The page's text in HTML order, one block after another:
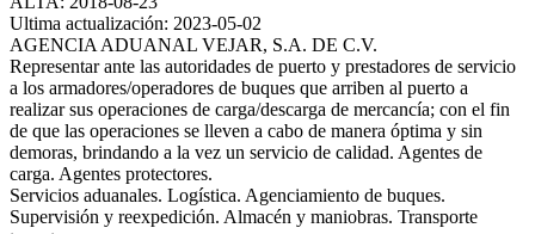
Ultima actualización: 2023-05-02
AGENCIA ADUANAL VEJAR, S.A. DE C.V.
Representar ante las autoridades de puerto y prestadores de servicio
a los armadores/operadores de buques que arriben al puerto a
realizar sus operaciones de carga/descarga de mercancía; con el fin
de que las operaciones se lleven a cabo de manera óptima y sin
demoras, brindando a la vez un servicio de calidad. Agentes de
carga. Agentes protectores.
Servicios aduanales. Logística. Agenciamiento de buques.
Supervisión y reexpedición. Almacén y maniobras. Transporte